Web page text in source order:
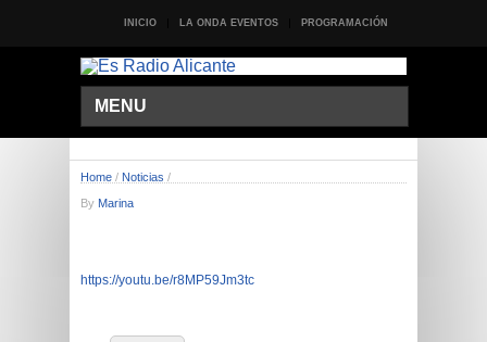
INICIO LA ONDA EVENTOS PROGRAMACIÓN
MENU
Home / Noticias /
By Marina
https://youtu.be/r8MP59Jm3tc